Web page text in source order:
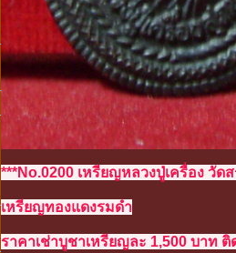
***No.0200 เหรียญหลวงปู่เครื่อง วั
เหรียญทองแดงรมดำ
ราคาเช่าบูชาเหรียญละ 1,500 บาท